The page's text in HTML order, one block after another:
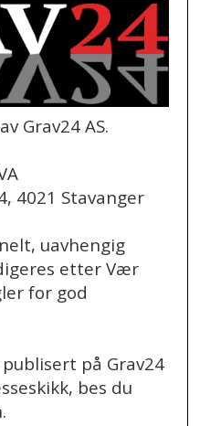
Grav24 AS.
4021 Stavanger
uavhengig
etter Vær
for god
på Grav24
bes du